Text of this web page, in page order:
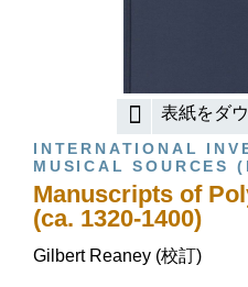
表紙をダ
INTERNATIONAL
MUSICAL SOURCES
Manuscripts of
(ca. 1320-1400)
Gilbert Reaney (校訂)